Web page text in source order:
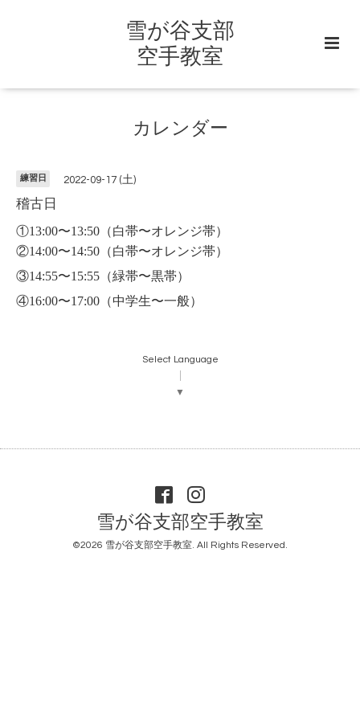
雪が谷支部
空手教室
カレンダー
練習日 2022-09-17 (土)
稽古日
①13:00〜13:50 （白帯〜オレンジ帯）
②14:00〜14:50（白帯〜オレンジ帯）
③14:55〜15:55（緑帯〜黒帯）
④16:00〜17:00（中学生〜一般）
Select Language
▼
雪が谷支部空手教室
©2026 雪が谷支部空手教室. All Rights Reserved.